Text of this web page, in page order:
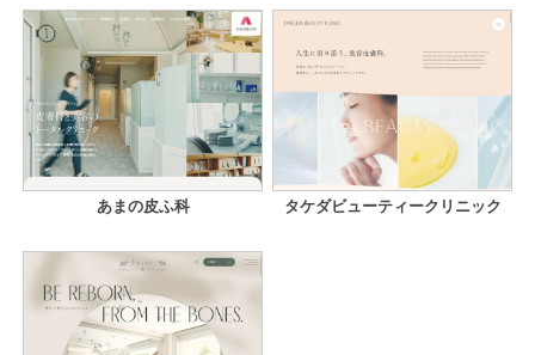
あまの皮ふ科 タケダビューティークリニック